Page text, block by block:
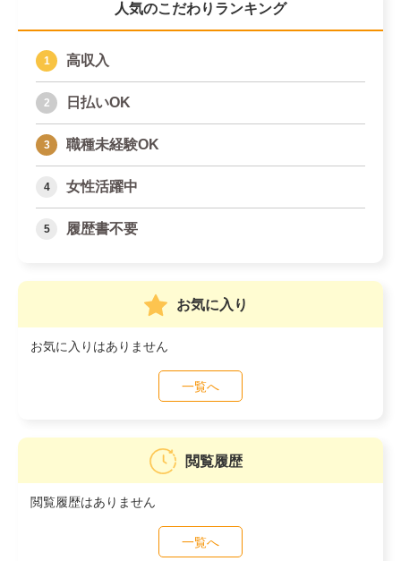
人気のこだわりランキング
高収入
日払いOK
職種未経験OK
女性活躍中
履歴書不要
お気に入り
お気に入りはありません
一覧へ
閲覧履歴
閲覧履歴はありません
一覧へ